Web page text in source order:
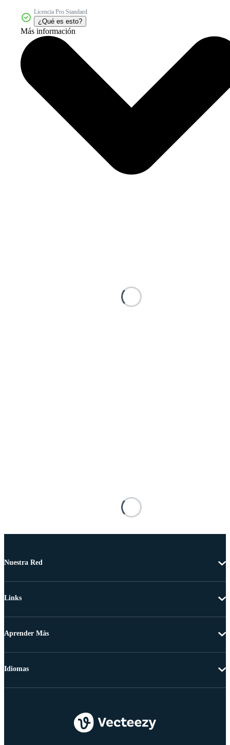
Licencia Pro Standard
¿Qué es esto?
Más información
Nuestra Red
Links
Aprender Más
Idiomas